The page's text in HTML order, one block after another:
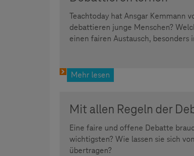
Teachtoday hat Ansgar Kemmann
debattieren junge Menschen?
einen fairen Austausch, besonders
Mehr lesen
Mit allen Regeln der
Eine faire und offene Debatte
wichtigsten? Wie lassen sie sich
übertragen?